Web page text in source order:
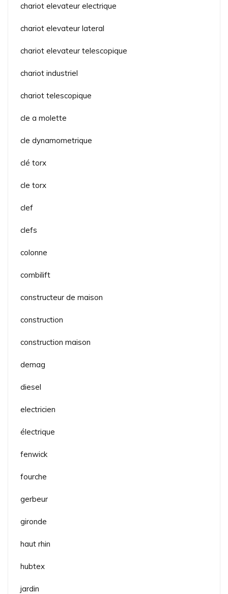
chariot elevateur electrique
chariot elevateur lateral
chariot elevateur telescopique
chariot industriel
chariot telescopique
cle a molette
cle dynamometrique
clé torx
cle torx
clef
clefs
colonne
combilift
constructeur de maison
construction
construction maison
demag
diesel
electricien
électrique
fenwick
fourche
gerbeur
gironde
haut rhin
hubtex
jardin